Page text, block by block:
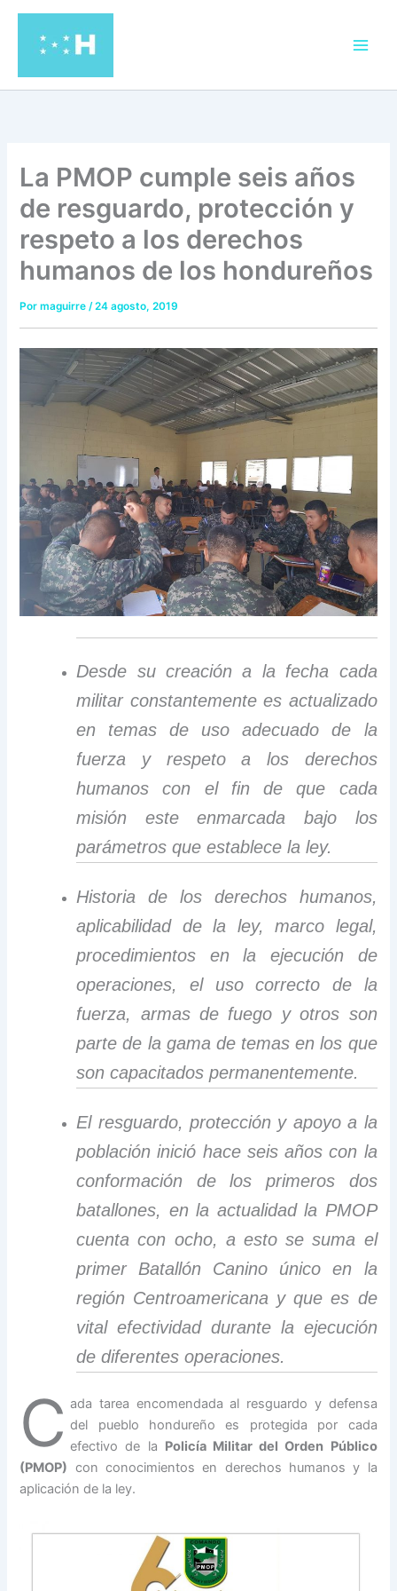
contenido
La PMOP cumple seis años
de resguardo, protección y
respeto a los derechos
humanos de los hondureños
Pormaguirre/24 agosto, 2019
Desde su creación a la fecha cada
militar constantemente es actualizado
en temas de uso adecuado de la
fuerza y respeto a los derechos
humanos con el fin de que cada
misión este enmarcada bajo los
parámetros que establece la ley.
Historia de los derechos humanos,
aplicabilidad de la ley, marco legal,
procedimientos en la ejecución de
operaciones, el uso correcto de la
fuerza, armas de fuego y otros son
parte de la gama de temas en los que
son capacitados permanentemente.
El resguardo, protección y apoyo a la
población inició hace seis años con la
conformación de los primeros dos
batallones, en la actualidad la PMOP
cuenta con ocho, a esto se suma el
primer Batallón Canino único en la
región Centroamericana y que es de
vital efectividad durante la ejecución
de diferentes operaciones.
C ada tarea encomendada al resguardo y defensa
del pueblo hondureño es protegida por cada
efectivo de la Policía Militar del Orden Público
(PMOP) con conocimientos en derechos humanos y la
aplicación de la ley.